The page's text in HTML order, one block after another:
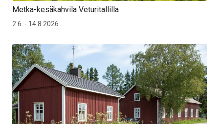
Metka-kesäkahvila Veturitallilla
2.6. - 14.8.2026